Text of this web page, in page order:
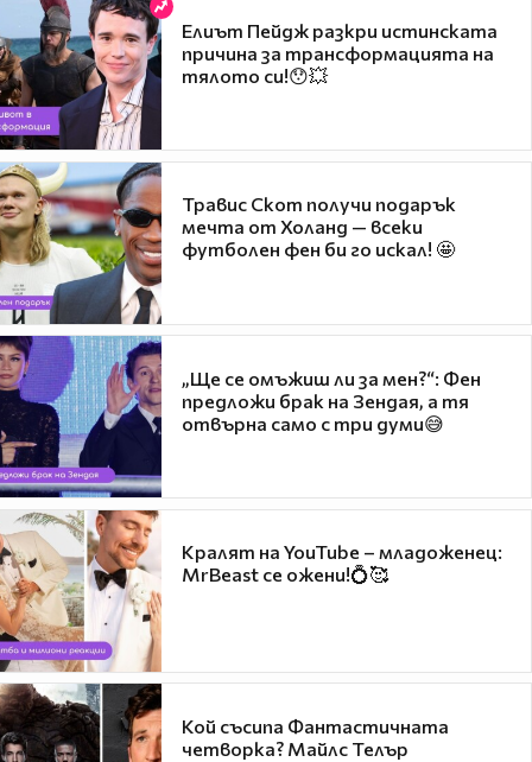
Елиът Пейдж разкри истинската
причина за трансформацията на
тялото си!😯💥
Травис Скот получи подарък
мечта от Холанд — всеки
футболен фен би го искал! 🤩
„Ще се омъжиш ли за мен?“: Фен
предложи брак на Зендая, а тя
отвърна само с три думи😅
Кралят на YouTube – младоженец:
MrBeast се ожени!💍🥰
Кой съсипа Фантастичната
четворка? Майлс Телър